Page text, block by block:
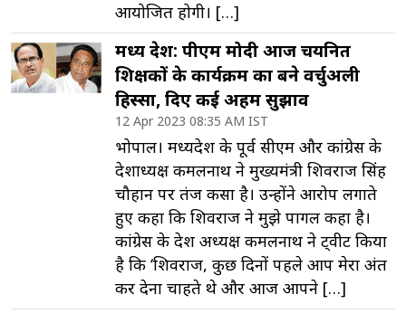
आयोजित होगी। […]
मध्य प्रदेश: पीएम मोदी आज चयनित
शिक्षकों के कार्यक्रम का बने वर्चुअली
हिस्सा, दिए कई अहम सुझाव
12 Apr 2023 08:35 AM IST
भोपाल। मध्यप्रदेश के पूर्व सीएम और कांग्रेस के
प्रदेशाध्यक्ष कमलनाथ ने मुख्यमंत्री शिवराज सिंह
चौहान पर तंज कसा है। उन्होंने आरोप लगाते
हुए कहा कि शिवराज ने मुझे पागल कहा है।
कांग्रेस के प्रदेश अध्यक्ष कमलनाथ ने ट्वीट किया
है कि ‘शिवराज, कुछ दिनों पहले आप मेरा अंत
कर देना चाहते थे और आज आपने […]